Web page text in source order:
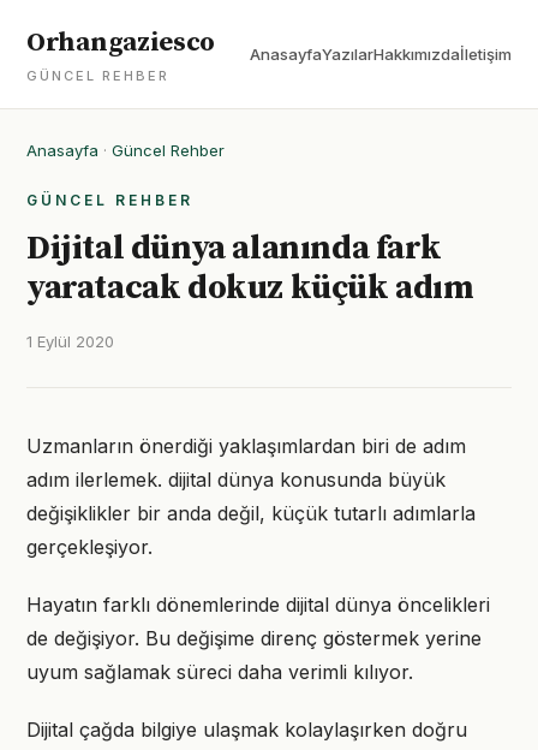
Orhangaziesco
GÜNCEL REHBER
AnasayfaYazılarHakkımızdaİletişim
Anasayfa · Güncel Rehber
GÜNCEL REHBER
Dijital dünya alanında fark
yaratacak dokuz küçük adım
1 Eylül 2020
Uzmanların önerdiği yaklaşımlardan biri de adım
adım ilerlemek. dijital dünya konusunda büyük
değişiklikler bir anda değil, küçük tutarlı adımlarla
gerçekleşiyor.
Hayatın farklı dönemlerinde dijital dünya öncelikleri
de değişiyor. Bu değişime direnç göstermek yerine
uyum sağlamak süreci daha verimli kılıyor.
Dijital çağda bilgiye ulaşmak kolaylaşırken doğru